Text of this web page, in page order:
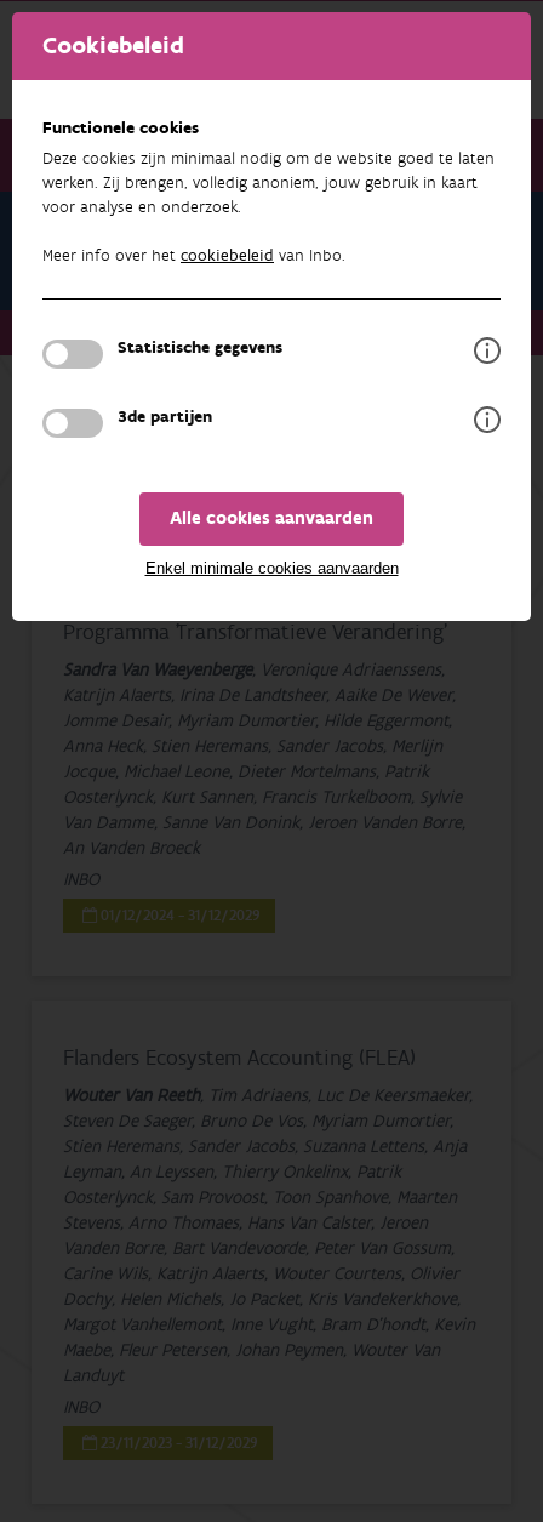
Cookiebeleid
Functionele cookies
Deze cookies zijn minimaal nodig om de website goed te laten
werken. Zij brengen, volledig anoniem, jouw gebruik in kaart
voor analyse en onderzoek.
Meer info over het cookiebeleid van Inbo.
Statistische gegevens
3de partijen
Alle cookies aanvaarden
Enkel minimale cookies aanvaarden
Projecten
ONDERZOEK & RESULTATEN
FILTEREN
Programma 'Transformatieve Verandering'
Sandra Van Waeyenberge, Veronique Adriaenssens,
Katrijn Alaerts, Irina De Landtsheer, Aaike De Wever,
Jomme Desair, Myriam Dumortier, Hilde Eggermont,
Anna Heck, Stien Heremans, Sander Jacobs, Merlijn
Jocque, Michael Leone, Dieter Mortelmans, Patrik
Oosterlynck, Kurt Sannen, Francis Turkelboom, Sylvie
Van Damme, Sanne Van Donink, Jeroen Vanden Borre,
An Vanden Broeck
INBO
01/12/2024 - 31/12/2029
Flanders Ecosystem Accounting (FLEA)
Wouter Van Reeth, Tim Adriaens, Luc De Keersmaeker,
Steven De Saeger, Bruno De Vos, Myriam Dumortier,
Stien Heremans, Sander Jacobs, Suzanna Lettens, Anja
Leyman, An Leyssen, Thierry Onkelinx, Patrik
Oosterlynck, Sam Provoost, Toon Spanhove, Maarten
Stevens, Arno Thomaes, Hans Van Calster, Jeroen
Vanden Borre, Bart Vandevoorde, Peter Van Gossum,
Carine Wils, Katrijn Alaerts, Wouter Courtens, Olivier
Dochy, Helen Michels, Jo Packet, Kris Vandekerkhove,
Margot Vanhellemont, Inne Vught, Bram D'hondt, Kevin
Maebe, Fleur Petersen, Johan Peymen, Wouter Van
Landuyt
INBO
23/11/2023 - 31/12/2029